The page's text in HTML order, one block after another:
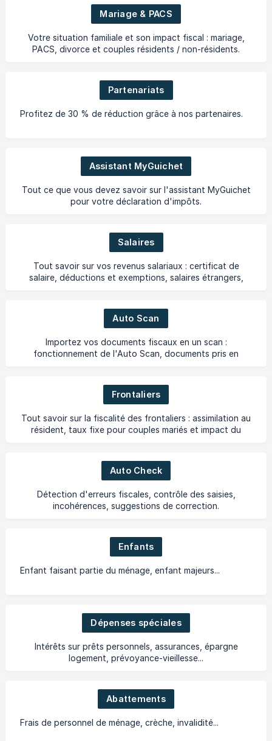
Mariage & PACS
Votre situation familiale et son impact fiscal : mariage,
PACS, divorce et couples résidents / non-résidents.
Partenariats
Profitez de 30 % de réduction grâce à nos partenaires.
Assistant MyGuichet
Tout ce que vous devez savoir sur l'assistant MyGuichet
pour votre déclaration d'impôts.
Salaires
Tout savoir sur vos revenus salariaux : certificat de
salaire, déductions et exemptions, salaires étrangers,
Auto Scan
Importez vos documents fiscaux en un scan :
fonctionnement de l'Auto Scan, documents pris en
Frontaliers
Tout savoir sur la fiscalité des frontaliers : assimilation au
résident, taux fixe pour couples mariés et impact du
Auto Check
Détection d'erreurs fiscales, contrôle des saisies,
incohérences, suggestions de correction.
Enfants
Enfant faisant partie du ménage, enfant majeurs...
Dépenses spéciales
Intérêts sur prêts personnels, assurances, épargne
logement, prévoyance-vieillesse...
Abattements
Frais de personnel de ménage, crèche, invalidité...